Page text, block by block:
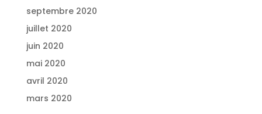
septembre 2020
juillet 2020
juin 2020
mai 2020
avril 2020
mars 2020